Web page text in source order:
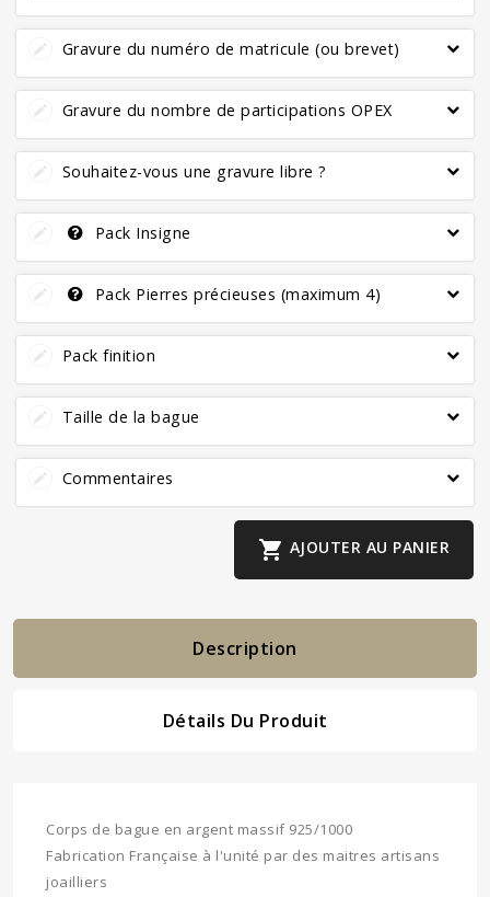
Gravure du numéro de matricule (ou brevet)
Gravure du nombre de participations OPEX
Souhaitez-vous une gravure libre ?
Pack Insigne
Pack Pierres précieuses (maximum 4)
Pack finition
Taille de la bague
Commentaires
 AJOUTER AU PANIER
Description
Détails Du Produit
Corps de bague en argent massif 925/1000
Fabrication Française à l'unité par des maitres artisans
joailliers